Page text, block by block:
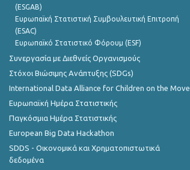
(ESGAB)
Ευρωπαϊκή Στατιστική Συμβουλευτική Επιτροπή
(ESAC)
Ευρωπαϊκό Στατιστικό Φόρουμ (ESF)
Συνεργασία με Διεθνείς Οργανισμούς
Στόχοι Βιώσιμης Ανάπτυξης (SDGs)
International Data Alliance for Children on the Move
Ευρωπαϊκή Ημέρα Στατιστικής
Παγκόσμια Ημέρα Στατιστικής
European Big Data Hackathon
SDDS - Οικονομικά και Χρηματοπιστωτικά
δεδομένα